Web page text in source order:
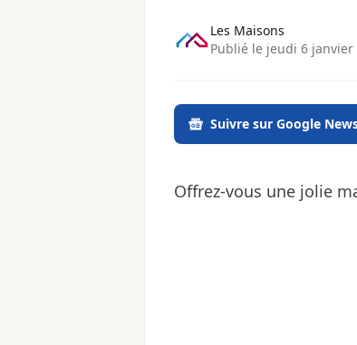
Les Maisons
Publié le jeudi 6 janvier
Suivre sur Google
Offrez-vous une jolie